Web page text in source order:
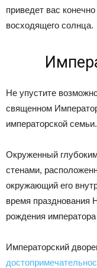
приведет вас
восходящего солнца.
Не упустите
священном
императорской семьи.
Окруженный
стенами,
окружающий его
время празднования
рождения
Императорский